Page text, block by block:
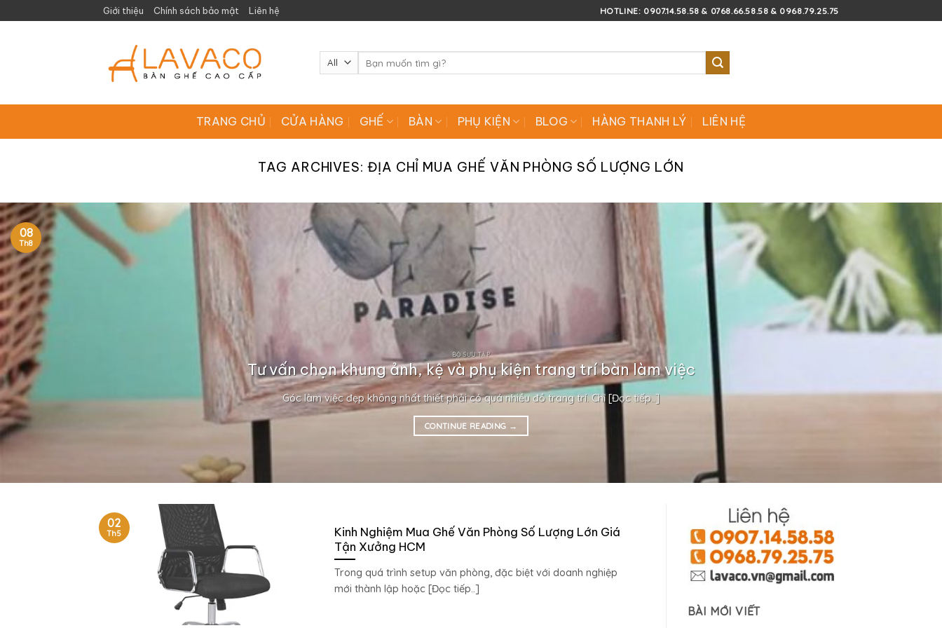
to
Giới thiệu Chính sách bảo mật Liên hệ HOTLINE: 0907.14.58.58 & 0768.66.58.58 & 0968.79.25.75
kiếm:
TRANG CHỦ CỬA HÀNG GHẾ BÀN PHỤ KIỆN BLOG HÀNG THANH LÝ LIÊN HỆ
TAG ARCHIVES: ĐỊA CHỈ MUA GHẾ VĂN PHÒNG SỐ LƯỢNG LỚN
BỘ SƯU TẬP
Tư vấn chọn khung ảnh, kệ và phụ kiện trang trí bàn làm việc
Góc làm việc đẹp không nhất thiết phải có quá nhiều đồ trang trí. Chỉ [Đọc tiếp..]
CONTINUE READING →
08
Th8
Kinh Nghiệm Mua Ghế Văn Phòng Số Lượng Lớn Giá
Tận Xưởng HCM
Trong quá trình setup văn phòng, đặc biệt với doanh nghiệp
mới thành lập hoặc [Đọc tiếp..]
02
Th5
BÀI MỚI VIẾT